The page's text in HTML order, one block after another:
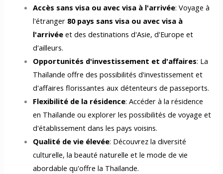
Accès sans visa ou avec visa à l'arrivée: Voyage à
l'étranger 80 pays sans visa ou avec visa à
l'arrivée et des destinations d'Asie, d'Europe et
d'ailleurs.
Opportunités d'investissement et d'affaires: La
Thaïlande offre des possibilités d'investissement et
d'affaires florissantes aux détenteurs de passeports.
Flexibilité de la résidence: Accéder à la résidence
en Thaïlande ou explorer les possibilités de voyage et
d'établissement dans les pays voisins.
Qualité de vie élevée: Découvrez la diversité
culturelle, la beauté naturelle et le mode de vie
abordable qu'offre la Thaïlande.